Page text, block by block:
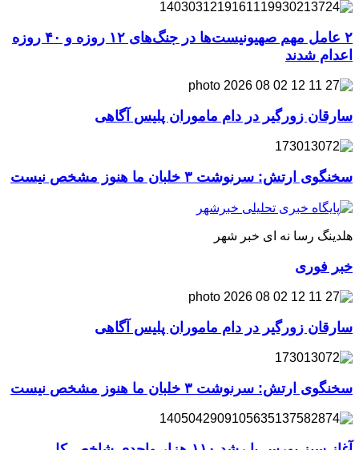
۲ عامل مهم صهیونیست‌ها در جنگ‌های ۱۲ روزه و ۴۰ روزه
اعدام شدند
سارقان زورگیر در دام ماموران پلیس آگاهی
سخنگوی ارتش: سرنوشت ۳ خلبان ما هنوز مشخص نیست
هلدینگ رسا نه ای خبر شهر
خبر فوری
سارقان زورگیر در دام ماموران پلیس آگاهی
سخنگوی ارتش: سرنوشت ۳ خلبان ما هنوز مشخص نیست